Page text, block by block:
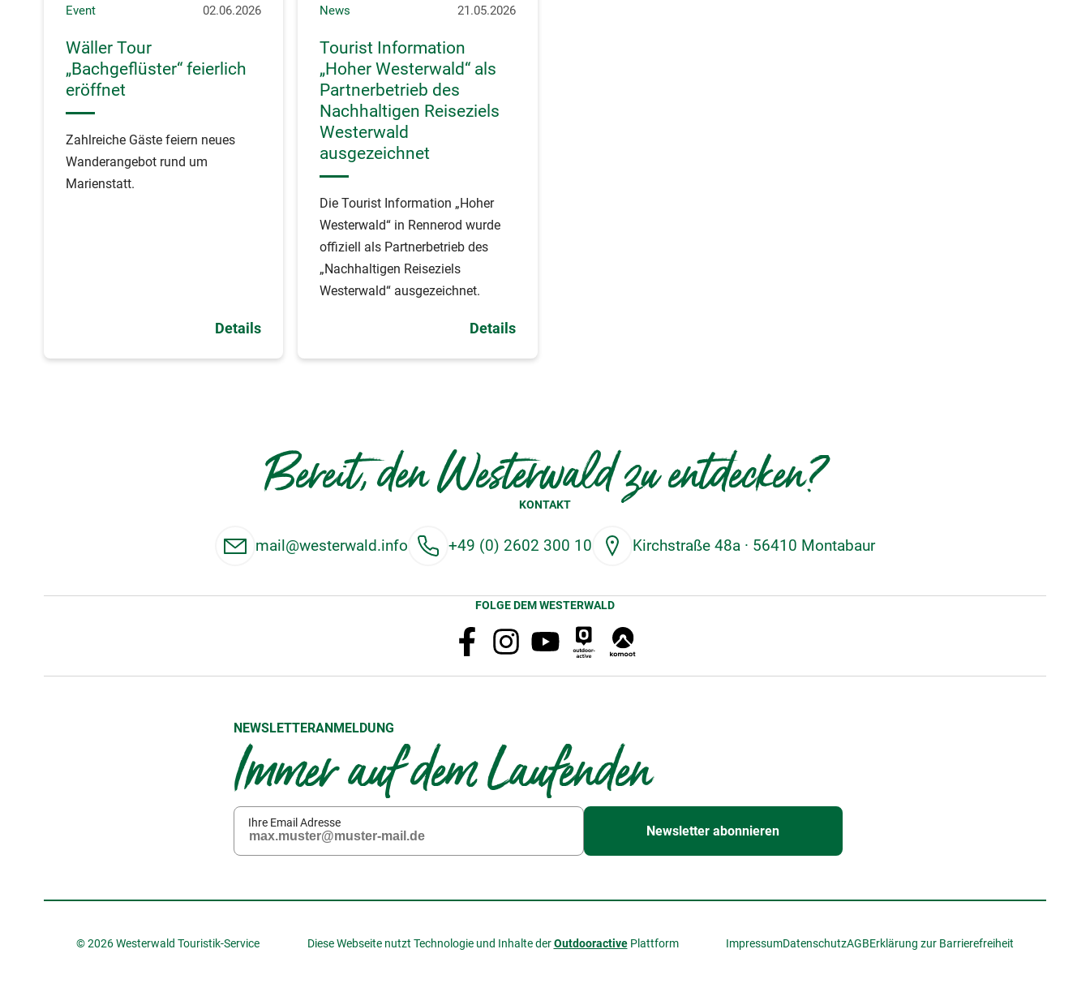
Event 02.06.2026
Wäller Tour
„Bachgeflüster“ feierlich
eröffnet
Zahlreiche Gäste feiern neues
Wanderangebot rund um
Marienstatt.
Details
News 21.05.2026
Tourist Information
„Hoher Westerwald“ als
Partnerbetrieb des
Nachhaltigen Reiseziels
Westerwald
ausgezeichnet
Die Tourist Information „Hoher
Westerwald“ in Rennerod wurde
offiziell als Partnerbetrieb des
„Nachhaltigen Reiseziels
Westerwald“ ausgezeichnet.
Details
Bereit, den Westerwald zu entdecken?
KONTAKT
mail@westerwald.info +49 (0) 2602 300 10 Kirchstraße 48a · 56410 Montabaur
FOLGE DEM WESTERWALD
NEWSLETTERANMELDUNG
Immer auf dem Laufenden
Ihre Email Adresse
Newsletter abonnieren
© 2026 Westerwald Touristik-Service Diese Webseite nutzt Technologie und Inhalte derOutdooractivePlattform ImpressumDatenschutzAGBErklärung zur Barrierefreiheit